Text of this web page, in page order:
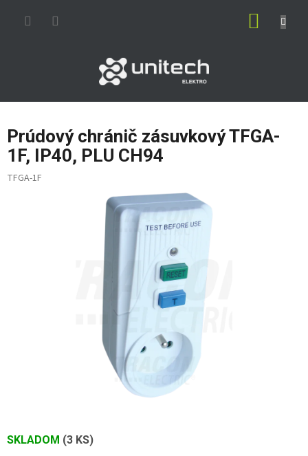
Prúdový chránič zásuvkový TFGA-
1F, IP40, PLU CH94
TFGA-1F
SKLADOM (3 KS)